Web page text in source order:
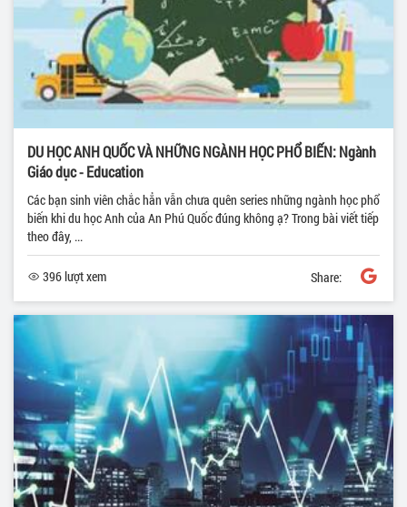
DU HỌC ANH QUỐC VÀ NHỮNG NGÀNH HỌC PHỔ BIẾN: Ngành
Giáo dục - Education
Các bạn sinh viên chắc hẳn vẫn chưa quên series những ngành học phổ
biến khi du học Anh của An Phú Quốc đúng không ạ? Trong bài viết tiếp
theo đây, ...
396 lượt xem Share: